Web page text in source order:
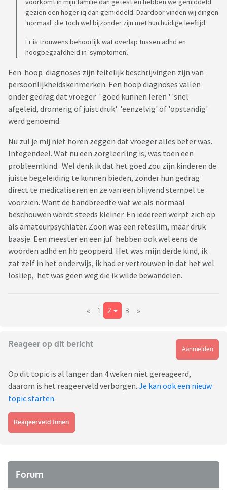
gezien een hoger iq dan gemiddeld. Daardoor vinden wij dingen
'normaal' die toch wel bijzonder zijn met hun huidige leeftijd.
Er is trouwens behoorlijk wat overlap tussen adhd en
hoogbegaafdheid in 'symptomen'.
Een hoop diagnoses zijn feitelijk beschrijvingen zijn van
persoonlijkheidskenmerken. Een hoop diagnoses vallen
onder gedrag dat vroeger ' goed kunnen leren ' 'snel
afgeleid, dromerig of juist druk' 'eenzelvig' of 'opstandig'
werd genoemd.
Nu zul je mij niet horen zeggen dat vroeger alles beter was.
Integendeel. Wat nu een zorgleerling is, was toen een
probleemkind. Wel denk ik dat het goed zou zijn kinderen de
juiste begeleiding te kunnen bieden, zonder hun gedrag
direct te medicaliseren en ze van een blijvend stempel te
voorzien. Want de bandbreedte wat we als normaal
beschouwen wordt steeds kleiner. En iedereen werpt zich op
als amateurpsychiater. Zoon was een reteslim, maar druk
baasje. Een meester en een juf hebben ook wel eens de
woorden adhd en hb geopperd. Het was mijn derde kind, ik
zat zelf in het onderwijs, ik had er vertrouwen in dat het wel
losliep, het was geen weg die ik wilde bewandelen.
« 1 2 3 »
Reageer op dit bericht
Aanmelden
Op dit topic is al langer dan 4 weken niet gereageerd,
daarom is het reageerveld verborgen. Je kan ook een nieuw
topic starten.
Reageerveld tonen
Forum